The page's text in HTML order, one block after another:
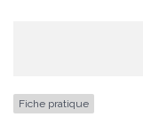
Fiche pratique